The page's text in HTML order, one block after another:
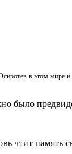
в этом
чтит